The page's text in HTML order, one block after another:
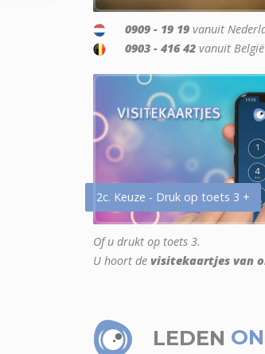
0909 - 19 19 vanuit
0903 - 416 42 vanuit België
2c. Keuze - Druk op toets 3 +
Of u drukt op toets 3.
U hoort de visitekaartjes van
LEDEN